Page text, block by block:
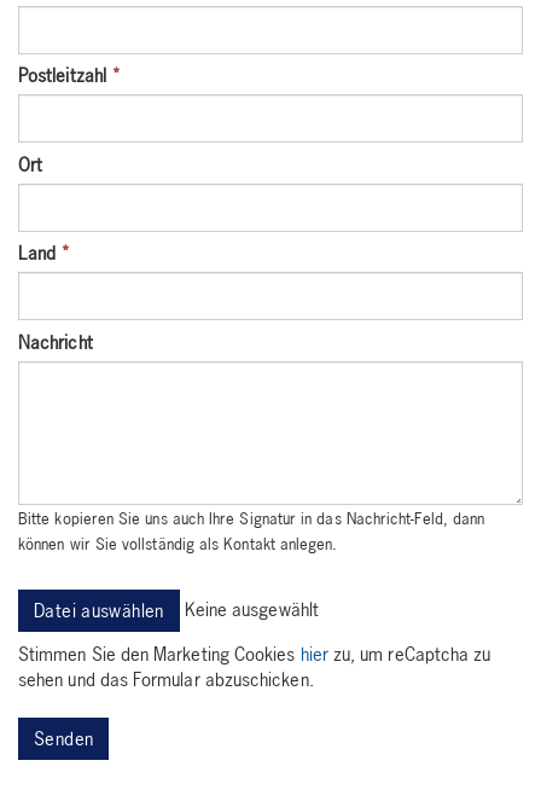
Postleitzahl *
Ort
Land *
Nachricht
Bitte kopieren Sie uns auch Ihre Signatur in das Nachricht-Feld, dann
können wir Sie vollständig als Kontakt anlegen.
Datei auswählen
Keine ausgewählt
Stimmen Sie den Marketing Cookies hierzu, um reCaptcha zu
sehen und das Formular abzuschicken.
Senden